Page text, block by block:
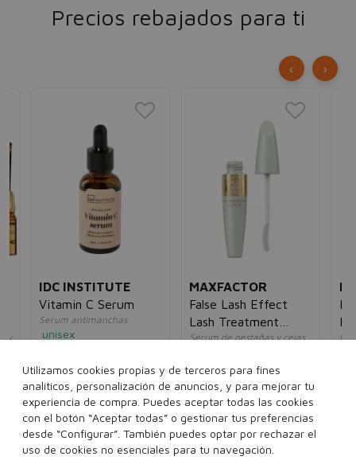
Precios rebajados para ti
y
IDC INSTITUTE
Vitamin C Serum
Serum antimanchas
unisex
30 ml
Añadir a la cesta
MAXFACTOR
False Lash Effect
Lash Treatment
Serum
Sérum de pestañas y cejas
12,00€ 8,95€
13.1 ml
Añadir a la cesta
‹ ›
Utilizamos cookies propias y de terceros para fines
analíticos, personalización de anuncios, y para mejorar tu
experiencia de compra. Puedes aceptar todas las cookies
con el botón “Aceptar todas” o gestionar tus preferencias
desde “Configurar”. También puedes optar por rechazar el
uso de cookies no esenciales para tu navegación.